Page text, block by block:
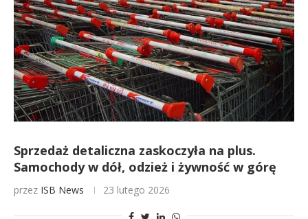
Sprzedaż detaliczna zaskoczyła na plus.
Samochody w dół, odzież i żywność w górę
przez ISB News 23 lutego 2026